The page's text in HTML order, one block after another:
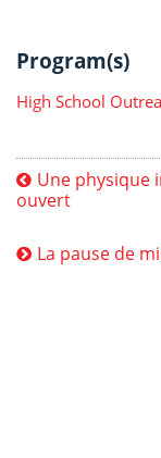
Program(s)
High School
Une physique
ouvert
La pause de